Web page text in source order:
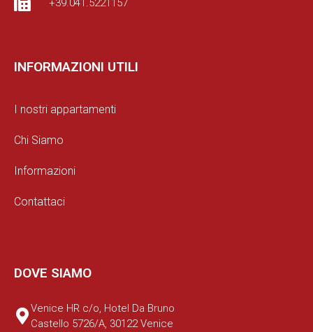
+39.041.5221157
INFORMAZIONI UTILI
I nostri appartamenti
Chi Siamo
Informazioni
Contattaci
DOVE SIAMO
Venice HR c/o, Hotel Da Bruno
Castello 5726/A, 30122 Venice